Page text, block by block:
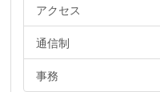
アクセス
通信制
事務